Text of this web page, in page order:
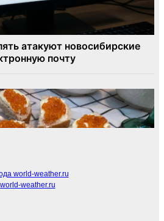
world-weather.ru
world-weather.ru